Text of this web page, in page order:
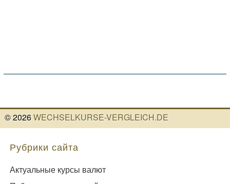
©2026WECHSELKURSE-VERGLEICH.DE
Рубрики сайта
Актуальные курсы валют